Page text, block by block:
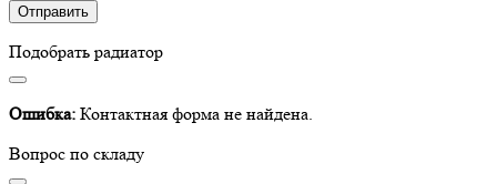
Подобрать радиатор
Ошибка: Контактная форма не найдена.
Вопрос по складу